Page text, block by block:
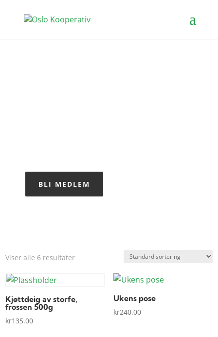
BLI MEDLEM
Viser alle 6 resultater
Kjøttdeig av storfe,
frossen 500g
kr135.00
Ukens pose
kr240.00